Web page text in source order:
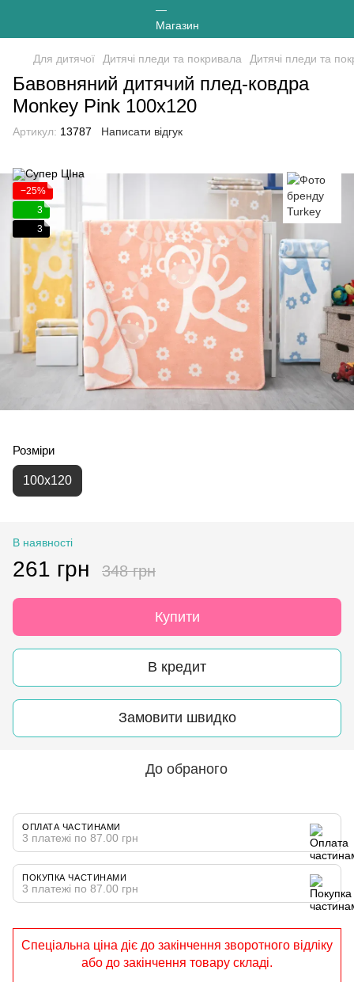
Для дитячої Дитячі пледи та покривала Дитячі пледи та
Бавовняний дитячий плед-ковдра
Monkey Pink 100х120
Артикул: 13787 Написати відгук
−25%
3
3
Розміри
100x120
В наявності
261 грн 348 грн
Купити
В кредит
Замовити швидко
До обраного
ОПЛАТА ЧАСТИНАМИ
3 платежі по 87.00 грн
ПОКУПКА ЧАСТИНАМИ
3 платежі по 87.00 грн
Спеціальна ціна діє до закінчення зворотного відліку
або до закінчення товару складі.